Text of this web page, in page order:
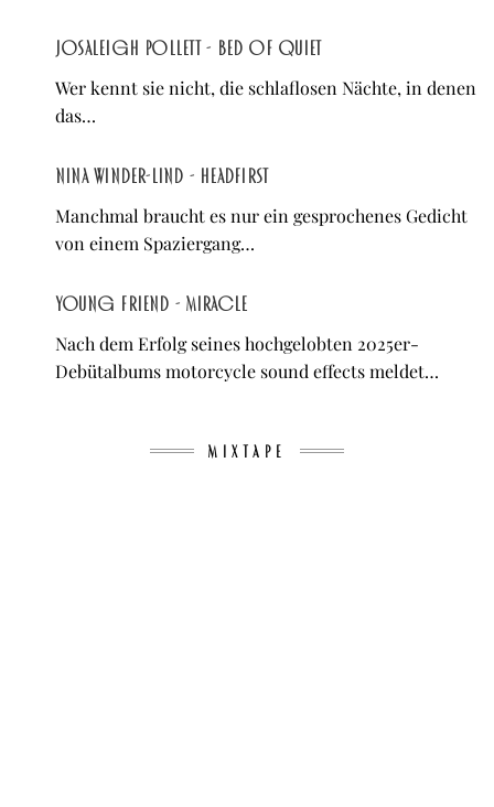
Josaleigh Pollett - Bed of Quiet
Wer kennt sie nicht, die schlaflosen Nächte, in denen
das…
Nina Winder-Lind - Headfirst
Manchmal braucht es nur ein gesprochenes Gedicht
von einem Spaziergang…
young friend - Miracle
Nach dem Erfolg seines hochgelobten 2025er-
Debütalbums motorcycle sound effects meldet…
MIXTAPE